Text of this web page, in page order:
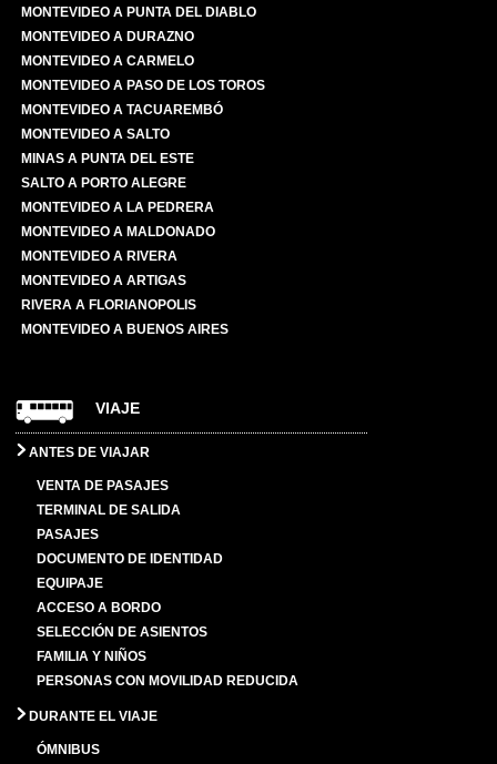
MONTEVIDEO A PUNTA DEL DIABLO
MONTEVIDEO A DURAZNO
MONTEVIDEO A CARMELO
MONTEVIDEO A PASO DE LOS TOROS
MONTEVIDEO A TACUAREMBÓ
MONTEVIDEO A SALTO
MINAS A PUNTA DEL ESTE
SALTO A PORTO ALEGRE
MONTEVIDEO A LA PEDRERA
MONTEVIDEO A MALDONADO
MONTEVIDEO A RIVERA
MONTEVIDEO A ARTIGAS
RIVERA A FLORIANOPOLIS
MONTEVIDEO A BUENOS AIRES
VIAJE
ANTES DE VIAJAR
VENTA DE PASAJES
TERMINAL DE SALIDA
PASAJES
DOCUMENTO DE IDENTIDAD
EQUIPAJE
ACCESO A BORDO
SELECCIÓN DE ASIENTOS
FAMILIA Y NIÑOS
PERSONAS CON MOVILIDAD REDUCIDA
DURANTE EL VIAJE
ÓMNIBUS